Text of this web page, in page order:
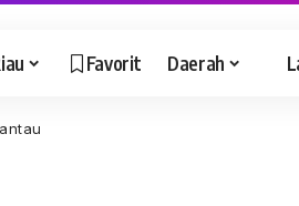
Favorit Daerah